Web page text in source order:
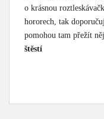
o krásnou
hororech, tak
pomohou tam přežít
štěstí